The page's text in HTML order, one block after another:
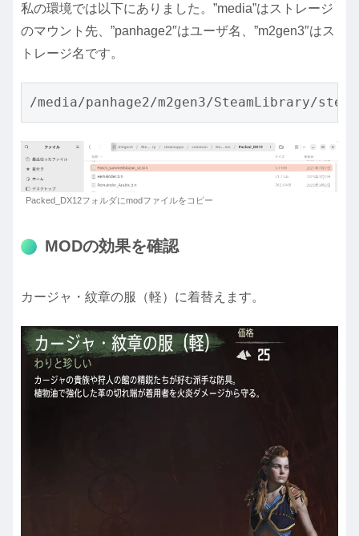
私の環境では以下にありました。”media”はストレージ
のマウント先、”panhage2″はユーザ名、”m2gen3″はス
トレージ名です。
/media/panhage2/m2gen3/SteamLibrary/
Packed_DX12フォルダにmodファイルをコピー
MODの効果を確認
カージャ・紋章の服（軽）に着替えます。